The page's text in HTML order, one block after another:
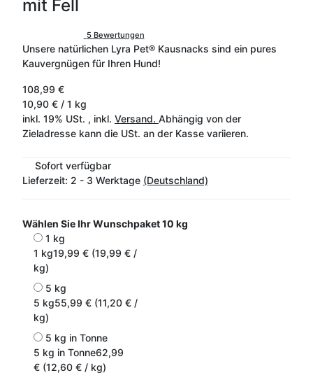
mit Fell
5 Bewertungen
Unsere natürlichen Lyra Pet® Kausnacks sind ein pures
Kauvergnügen für Ihren Hund!
108,99 €
10,90 € / 1 kg
inkl. 19% USt. , inkl. Versand. Abhängig von der
Zieladresse kann die USt. an der Kasse variieren.
Sofort verfügbar
Lieferzeit: 2 - 3 Werktage (Deutschland)
Wählen Sie Ihr Wunschpaket10 kg
1 kg
1 kg19,99 € (19,99 € /
kg)
5 kg
5 kg55,99 € (11,20 € /
kg)
5 kg in Tonne
5 kg in Tonne62,99
€ (12,60 € / kg)